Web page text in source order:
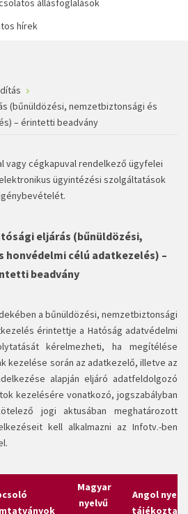
állásfoglalások
hírek
(bűnüldözési, nemzetbiztonsági és
– érintetti beadvány
vagy cégkapuval rendelkező ügyfelei
ügyintézési szolgáltatások
eljárás (bűnüldözési,
honvédelmi célú adatkezelés) –
beadvány
a bűnüldözési, nemzetbiztonsági
érintettje a Hatóság adatvédelmi
kérelmezheti, ha megítélése
kezelése során az adatkezelő, illetve az
alapján eljáró adatfeldolgozó
kezelésére vonatkozó, jogszabályban
jogi aktusában meghatározott
kell alkalmazni az Infotv.-ben
Magyar
nyelvű
Angol